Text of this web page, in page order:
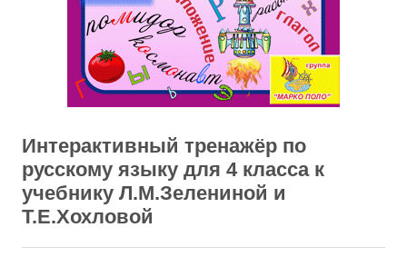
Интерактивный тренажёр по
русскому языку для 4 класса к
учебнику Л.М.Зелениной и
Т.Е.Хохловой